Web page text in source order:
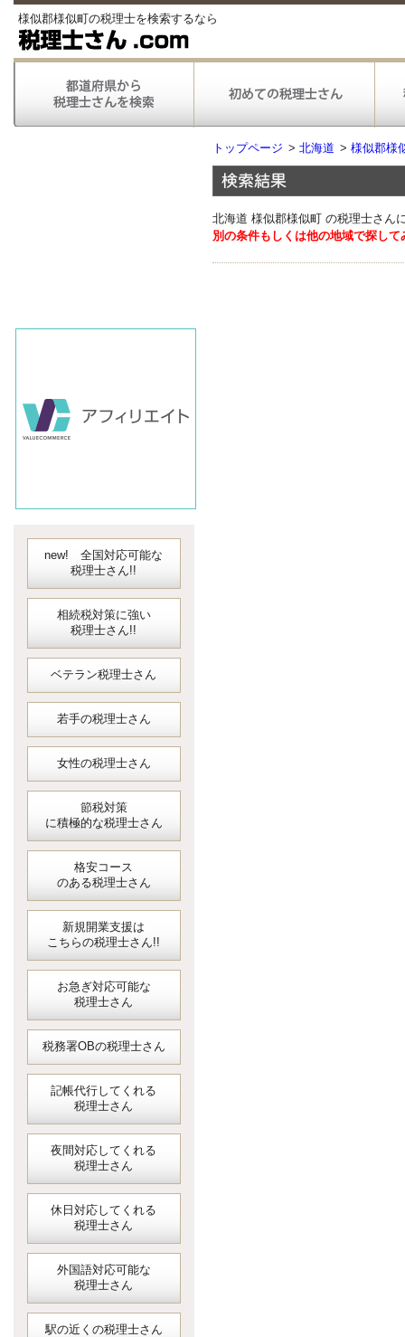
様似郡様似町の税理士を検索するなら
new! 全国対応可能な
税理士さん!!
相続税対策に強い
税理士さん!!
ベテラン税理士さん
若手の税理士さん
女性の税理士さん
節税対策
に積極的な税理士さん
格安コース
のある税理士さん
新規開業支援は
こちらの税理士さん!!
お急ぎ対応可能な
税理士さん
税務署OBの税理士さん
記帳代行してくれる
税理士さん
夜間対応してくれる
税理士さん
休日対応してくれる
税理士さん
外国語対応可能な
税理士さん
駅の近くの税理士さん
トップページ > 北海道 > 様似郡様
北海道 様似郡様似町 の税理士さん
別の条件もしくは他の地域で探して